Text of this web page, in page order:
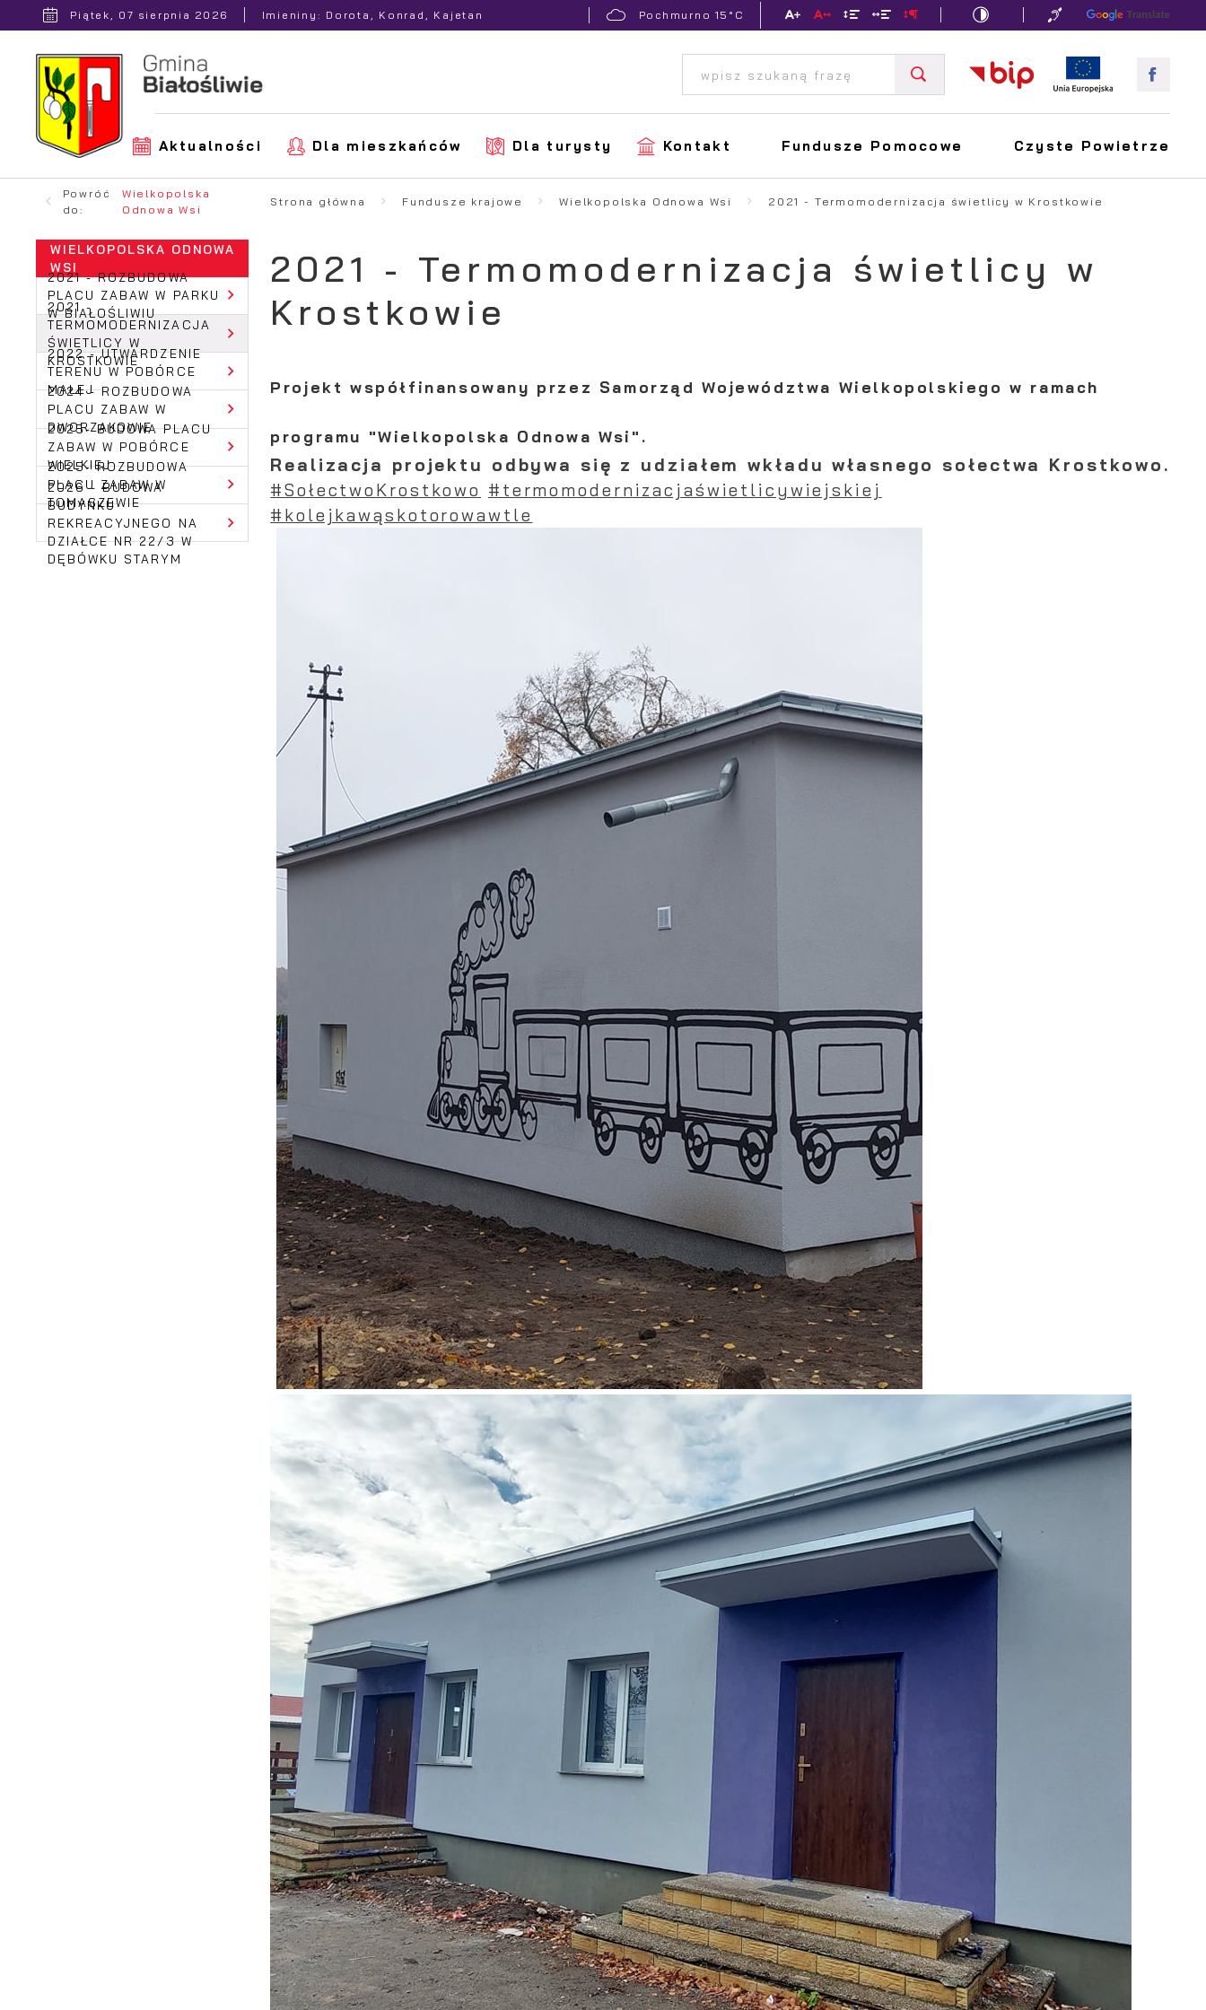
Przejdź do menu.
Przejdź do wyszukiwarki.
Przejdź do treści.
Przejdź do ustawień wielkości czcionki.
Włącz wersję kontrastową strony.
Piątek, 07 sierpnia 2026 Imieniny: Dorota, Konrad, Kajetan Pochmurno 15°C
Aktualności Dla mieszkańców Dla turysty Kontakt Fundusze Pomocowe Czyste Powietrze
Powróć
do:
Wielkopolska
Odnowa Wsi
Strona główna Fundusze krajowe Wielkopolska Odnowa Wsi 2021 - Termomodernizacja świetlicy w Krostkowie
WIELKOPOLSKA ODNOWA
WSI
2021 - ROZBUDOWA
PLACU ZABAW W PARKU
W BIAŁOŚLIWIU
2021 -
TERMOMODERNIZACJA
ŚWIETLICY W
KROSTKOWIE
2022 - UTWARDZENIE
TERENU W POBÓRCE
MAŁEJ
2024 - ROZBUDOWA
PLACU ZABAW W
DWORZAKOWIE
2025- BUDOWA PLACU
ZABAW W POBÓRCE
WIELKIEJ
2025- ROZBUDOWA
PLACU ZABAW W
TOMASZEWIE
2026 - BUDOWA
BUDYNKU
REKREACYJNEGO NA
DZIAŁCE NR 22/3 W
DĘBÓWKU STARYM
2021 - Termomodernizacja świetlicy w
Krostkowie
Projekt współfinansowany przez Samorząd Województwa Wielkopolskiego w ramach
programu "Wielkopolska Odnowa Wsi".
Realizacja projektu odbywa się z udziałem wkładu własnego sołectwa Krostkowo.
#SołectwoKrostkowo #termomodernizacjaświetlicywiejskiej
#kolejkawąskotorowawtle
Ustawienia
Szanujemy Twoją prywatność. Możesz zmienić ustawienia
cookies lub zaakceptować je wszystkie. W dowolnym momencie
możesz dokonać zmiany swoich ustawień.
Niezbędne
Niezbędne pliki cookies służą do prawidłowego funkcjonowania